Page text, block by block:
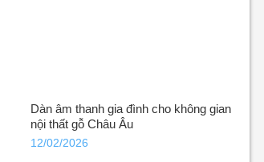
Dàn âm thanh gia đình cho không gian
nội thất gỗ Châu Âu
12/02/2026